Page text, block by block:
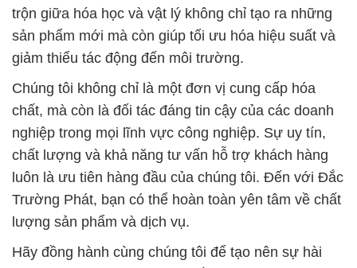
trộn giữa hóa học và vật lý không chỉ tạo ra những
sản phẩm mới mà còn giúp tối ưu hóa hiệu suất và
giảm thiểu tác động đến môi trường.
Chúng tôi không chỉ là một đơn vị cung cấp hóa
chất, mà còn là đối tác đáng tin cậy của các doanh
nghiệp trong mọi lĩnh vực công nghiệp. Sự uy tín,
chất lượng và khả năng tư vấn hỗ trợ khách hàng
luôn là ưu tiên hàng đầu của chúng tôi. Đến với Đắc
Trường Phát, bạn có thể hoàn toàn yên tâm về chất
lượng sản phẩm và dịch vụ.
Hãy đồng hành cùng chúng tôi để tạo nên sự hài